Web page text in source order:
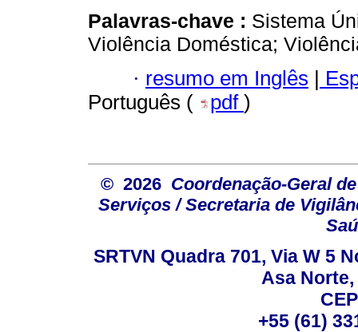
Palavras-chave : Sistema
Violência Doméstica;
· resumo em Inglês |
Português (
pdf )
© 2026 Coordenação-Geral
Serviços / Secretaria de
SRTVN Quadra 701, Via W 5
Asa
+55 (61)